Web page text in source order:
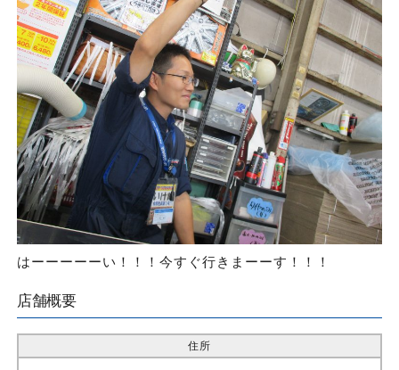
はーーーーーい！！！今すぐ行きまーーす！！！
店舗概要
住所